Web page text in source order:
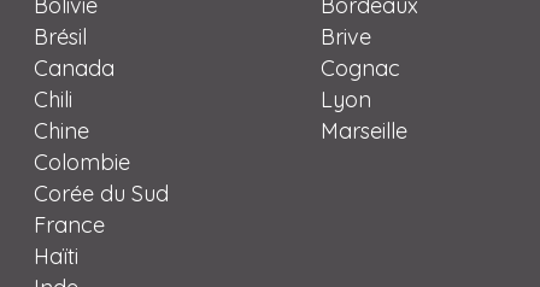
Brésil
Canada
Chili
Chine
Colombie
Corée du Sud
France
Haïti
Brive
Cognac
Lyon
Marseille